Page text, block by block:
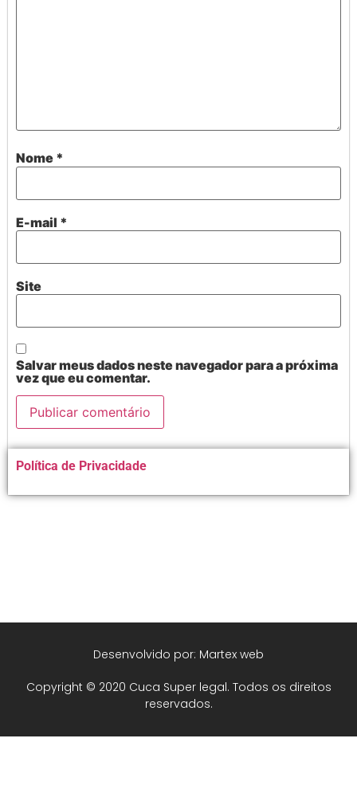
Nome *
E-mail *
Site
Salvar meus dados neste navegador para a próxima
vez que eu comentar.
Alternative:
Política de Privacidade
Copyright © 2020 Cuca Super legal. Todos os direitos
reservados.
Desenvolvido por: Martex web